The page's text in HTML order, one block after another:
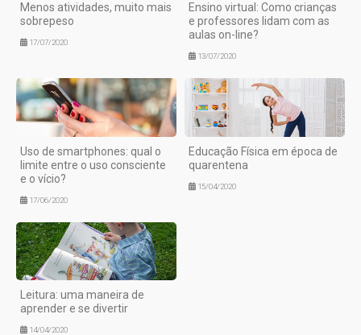
Menos atividades, muito mais
sobrepeso
17/07/2020
Ensino virtual: Como crianças
e professores lidam com as
aulas on-line?
13/07/2020
Uso de smartphones: qual o
limite entre o uso consciente
e o vício?
17/06/2020
Educação Física em época de
quarentena
15/04/2020
Leitura: uma maneira de
aprender e se divertir
14/04/2020